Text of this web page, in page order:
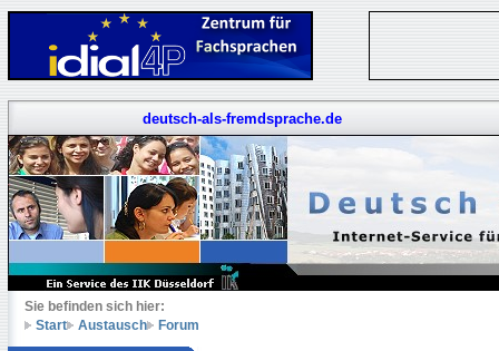
deutsch-als-fremdsprache.de
Sie befinden sich hier:
Start
Austausch Forum